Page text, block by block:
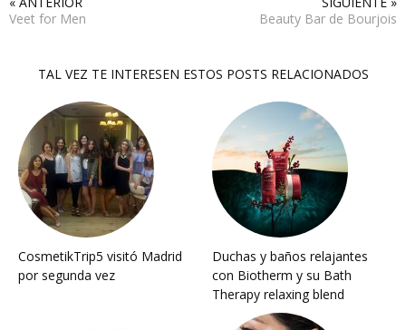
Veet for Men
Beauty Bar de Bourjois
TAL VEZ TE INTERESEN ESTOS POSTS RELACIONADOS
CosmetikTrip5 visitó Madrid
por segunda vez
Duchas y baños relajantes
con Biotherm y su Bath
Therapy relaxing blend